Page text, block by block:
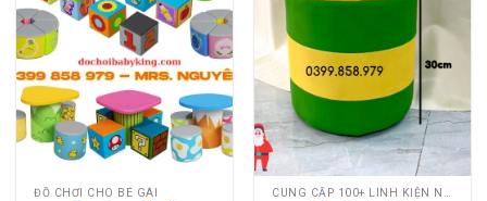
ĐỒ CHƠI CHO BÉ GÁI